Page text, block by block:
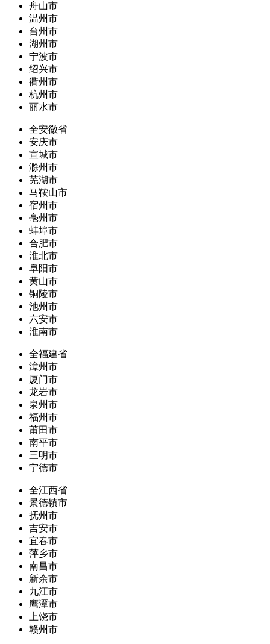
舟山市
温州市
台州市
湖州市
宁波市
绍兴市
衢州市
杭州市
丽水市
全安徽省
安庆市
宣城市
滁州市
芜湖市
马鞍山市
宿州市
亳州市
蚌埠市
合肥市
淮北市
阜阳市
黄山市
铜陵市
池州市
六安市
淮南市
全福建省
漳州市
厦门市
龙岩市
泉州市
福州市
莆田市
南平市
三明市
宁德市
全江西省
景德镇市
抚州市
吉安市
宜春市
萍乡市
南昌市
新余市
九江市
鹰潭市
上饶市
赣州市